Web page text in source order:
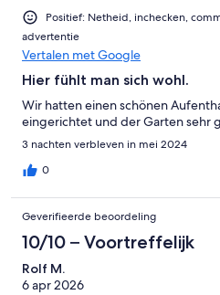
Positief: Netheid, inchecken,
advertentie
Vertalen met Google
Hier fühlt man sich wohl.
Wir hatten einen schönen
eingerichtet und der Garten sehr
3 nachten verbleven in mei 2024
0
Geverifieerde beoordeling
10/10 – Voortreffelijk
Rolf M.
6 apr 2026